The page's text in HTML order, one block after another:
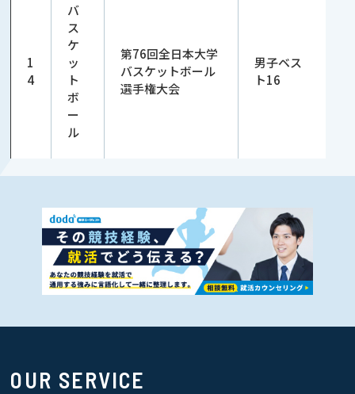
1
4
バ
ス
ケ
ッ
ト
ボ
ー
ル
第76回全日本大学
バスケットボール
選手権大会
男子ベス
ト16
OUR SERVICE